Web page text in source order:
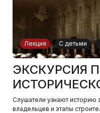
Лекция С детьми
ЭКСКУРСИЯ
Слушатели узнают историю
владельцев и этапы